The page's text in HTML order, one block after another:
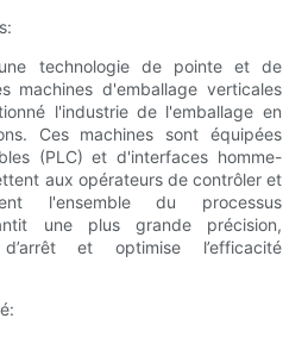
technologie de pointe et de
machines d'emballage verticales
l'industrie de l'emballage en
Ces machines sont équipées
(PLC) et d'interfaces homme-
aux opérateurs de contrôler et
l'ensemble du processus
une plus grande précision,
et optimise l’efficacité